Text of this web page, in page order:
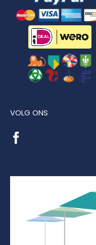
VOLG ONS